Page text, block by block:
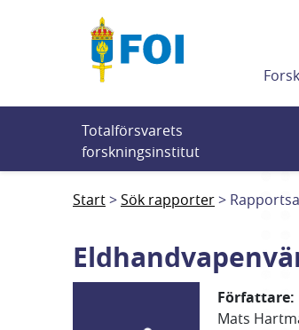
Totalförsvarets
forskningsinstitut
Start Sök rapporter
Författare:
Mats